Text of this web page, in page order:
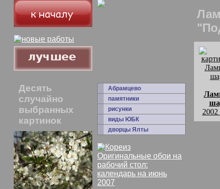
Десять
случайно
выбранных
картинок
Абрамцево
памятники
рисунки
виды ЮБК
дворцы Ялты
Оригинальные обои на
рабочий стол:
календарь на июнь
2007
2002